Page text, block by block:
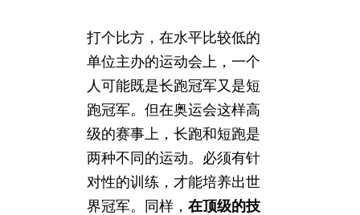
打个比方，在水平比较低的
单位主办的运动会上，一个
人可能既是长跑冠军又是短
跑冠军。但在奥运会这样高
级的赛事上，长跑和短跑是
两种不同的运动。必须有针
对性的训练，才能培养出世
界冠军。同样， 在顶级的技